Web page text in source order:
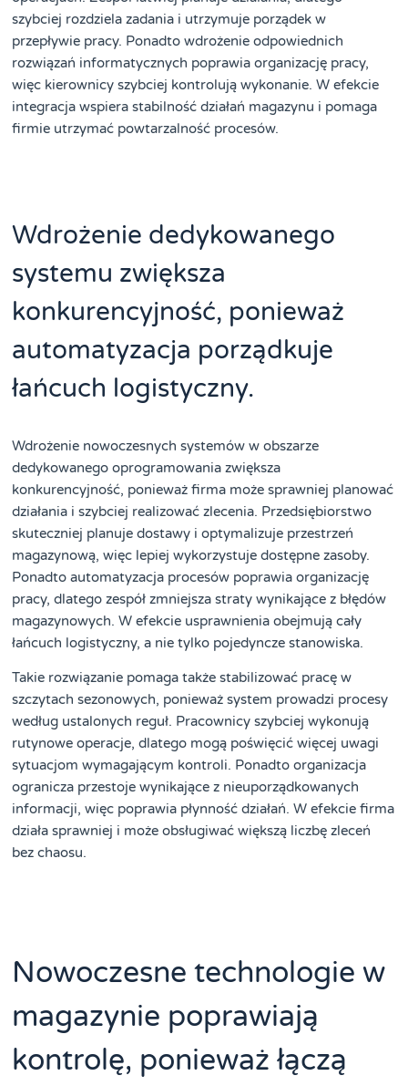
szybciej rozdziela zadania i utrzymuje porządek w
przepływie pracy. Ponadto wdrożenie odpowiednich
rozwiązań informatycznych poprawia organizację pracy,
więc kierownicy szybciej kontrolują wykonanie. W efekcie
integracja wspiera stabilność działań magazynu i pomaga
firmie utrzymać powtarzalność procesów.
Wdrożenie dedykowanego
systemu zwiększa
konkurencyjność, ponieważ
automatyzacja porządkuje
łańcuch logistyczny.
Wdrożenie nowoczesnych systemów w obszarze
dedykowanego oprogramowania zwiększa
konkurencyjność, ponieważ firma może sprawniej planować
działania i szybciej realizować zlecenia. Przedsiębiorstwo
skuteczniej planuje dostawy i optymalizuje przestrzeń
magazynową, więc lepiej wykorzystuje dostępne zasoby.
Ponadto automatyzacja procesów poprawia organizację
pracy, dlatego zespół zmniejsza straty wynikające z błędów
magazynowych. W efekcie usprawnienia obejmują cały
łańcuch logistyczny, a nie tylko pojedyncze stanowiska.
Takie rozwiązanie pomaga także stabilizować pracę w
szczytach sezonowych, ponieważ system prowadzi procesy
według ustalonych reguł. Pracownicy szybciej wykonują
rutynowe operacje, dlatego mogą poświęcić więcej uwagi
sytuacjom wymagającym kontroli. Ponadto organizacja
ogranicza przestoje wynikające z nieuporządkowanych
informacji, więc poprawia płynność działań. W efekcie firma
działa sprawniej i może obsługiwać większą liczbę zleceń
bez chaosu.
Nowoczesne technologie w
magazynie poprawiają
kontrolę, ponieważ łączą